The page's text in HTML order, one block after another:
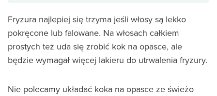
Fryzura najlepiej się trzyma jeśli włosy są lekko
pokręcone lub falowane. Na włosach całkiem
prostych też uda się zrobić kok na opasce, ale
będzie wymagał więcej lakieru do utrwalenia fryzury.
Nie polecamy układać koka na opasce ze świeżo